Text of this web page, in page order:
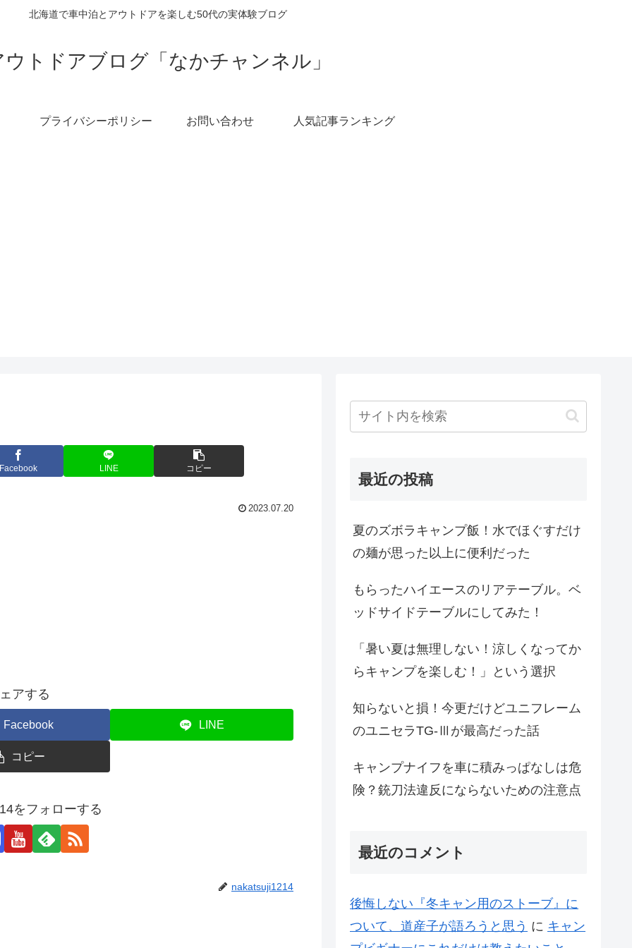
北海道で車中泊とアウトドアを楽しむ50代の実体験ブログ
ウトドアブログ「なかチャンネル」
プライバシーポリシー お問い合わせ 人気記事ランキング
Facebook LINE コピー
2023.07.20
アする
Facebook LINE
コピー
をフォローする
nakatsuji1214
最近の投稿
夏のズボラキャンプ飯！水でほぐすだけ
の麺が思った以上に便利だった
もらったハイエースのリアテーブル。ベ
ッドサイドテーブルにしてみた！
「暑い夏は無理しない！涼しくなってか
らキャンプを楽しむ！」という選択
知らないと損！今更だけどユニフレーム
のユニセラTG-Ⅲが最高だった話
キャンプナイフを車に積みっぱなしは危
険？銃刀法違反にならないための注意点
最近のコメント
後悔しない『冬キャン用のストーブ』に
ついて、道産子が語ろうと思う に キャン